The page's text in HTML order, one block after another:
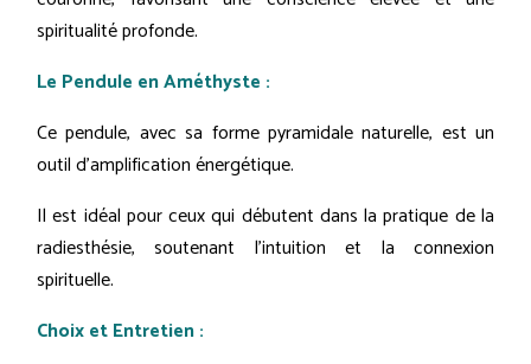
spiritualité profonde.
Le Pendule en Améthyste :
Ce pendule, avec sa forme pyramidale naturelle, est un
outil d'amplification énergétique.
Il est idéal pour ceux qui débutent dans la pratique de la
radiesthésie, soutenant l'intuition et la connexion
spirituelle.
Choix et Entretien :